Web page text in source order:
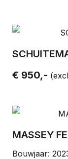
€ 950,-
MASSEY
Bouwjaar: